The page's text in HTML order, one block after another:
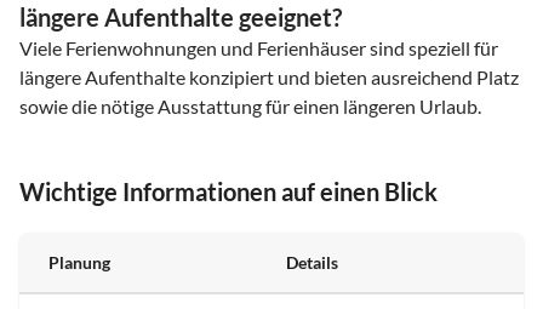
längere Aufenthalte geeignet?
Viele Ferienwohnungen und Ferienhäuser sind speziell für
längere Aufenthalte konzipiert und bieten ausreichend Platz
sowie die nötige Ausstattung für einen längeren Urlaub.
Wichtige Informationen auf einen Blick
Planung Details